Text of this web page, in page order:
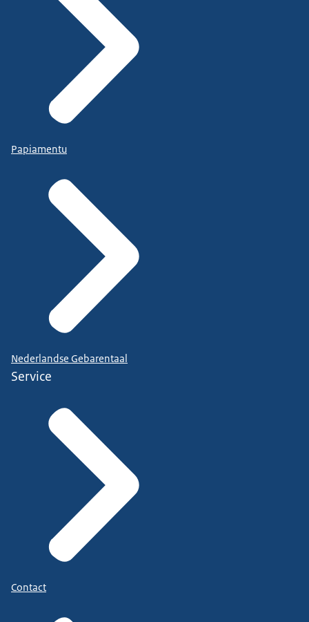
Papiamentu
Nederlandse Gebarentaal
Service
Contact